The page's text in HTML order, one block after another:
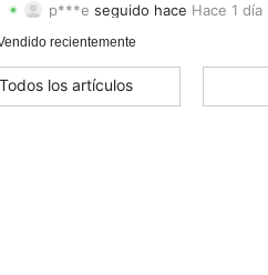
4,84 Calificación 50Artículos 124
4,84 50 124
recientemente
Todos los artículos